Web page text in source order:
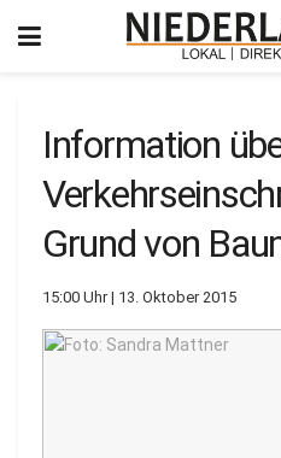
Information
Grund von
15:00 Uhr | 13. Oktober 2015